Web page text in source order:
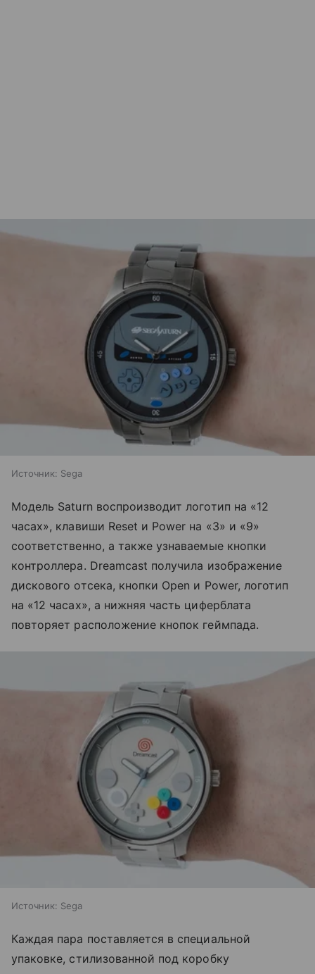
Источник: Sega
Модель Saturn воспроизводит логотип на «12
часах», клавиши Reset и Power на «3» и «9»
соответственно, а также узнаваемые кнопки
контроллера. Dreamcast получила изображение
дискового отсека, кнопки Open и Power, логотип
на «12 часах», а нижняя часть циферблата
повторяет расположение кнопок геймпада.
Источник: Sega
Каждая пара поставляется в специальной
упаковке, стилизованной под коробку